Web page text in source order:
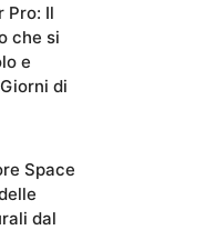
Pro: Il
che si
e
di
Space
dal